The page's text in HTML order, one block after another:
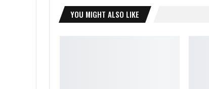
YOU MIGHT ALSO LIKE